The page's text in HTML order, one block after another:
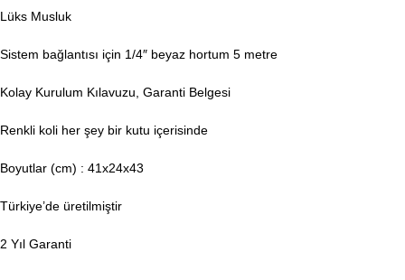
Lüks Musluk
Sistem bağlantısı için 1/4″ beyaz hortum 5 metre
Kolay Kurulum Kılavuzu, Garanti Belgesi
Renkli koli her şey bir kutu içerisinde
Boyutlar (cm) : 41x24x43
Türkiye’de üretilmiştir
2 Yıl Garanti